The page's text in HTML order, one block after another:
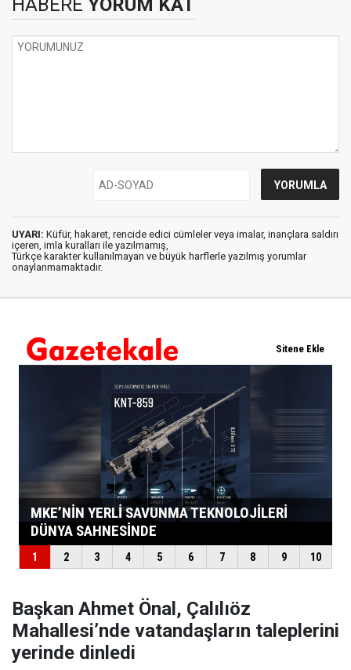
HABERE YORUM KAT
UYARI: Küfür, hakaret, rencide edici cümleler veya imalar, inançlara saldırı
içeren, imla kuralları ile yazılmamış,
Türkçe karakter kullanılmayan ve büyük harflerle yazılmış yorumlar
onaylanmamaktadır.
Başkan Ahmet Önal, Çalılıöz
Mahallesi’nde vatandaşların taleplerini
yerinde dinledi